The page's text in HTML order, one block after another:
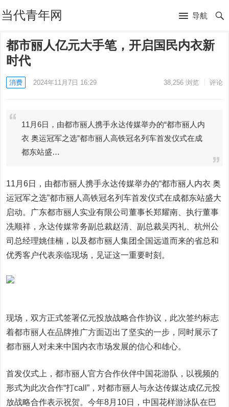
当代青年网 导航
都市丽人亿元大手笔，开启国民内衣新
时代
消费 2024年11月7日 16:29 38,256浏览 评论
11月6日，由都市丽人携手永达传媒举办的“都市丽人内
衣 奥运冠军之选”都市丽人高铁冠名列车首发仪式在成
都东站盛…
11月6日，由都市丽人携手永达传媒举办的“都市丽人内衣 奥
运冠军之选”都市丽人高铁冠名列车首发仪式在成都东站盛大
启动。广东都市丽人实业有限公司董事长郑耀南、执行董事
冼顺祥，永达传媒常务副总裁赵清、副总裁吴丙礼、杭州公
司总经理姚佳楠，以及都市丽人集团全国远道而来的省总和
优秀客户代表亲临现场，见证这一重要时刻。
现场，双方正式签署亿元投放战略合作协议，此次签约标志
着都市丽人在品牌推广方面迈出了坚实的一步，同时展示了
都市丽人对未来中国内衣市场发展的信心和雄心。
首发仪式上，都市丽人官方合作伙伴中国花游队，以视频的
形式为此次合作“打call”，对都市丽人与永达传媒达成亿元投
放战略合作表示祝贺。今年8月10日，中国花样游泳队在巴